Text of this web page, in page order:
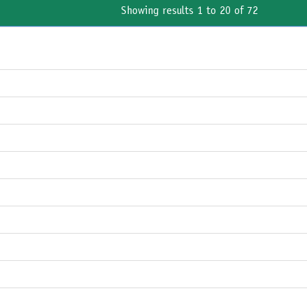
Showing results 1 to 20 of 72